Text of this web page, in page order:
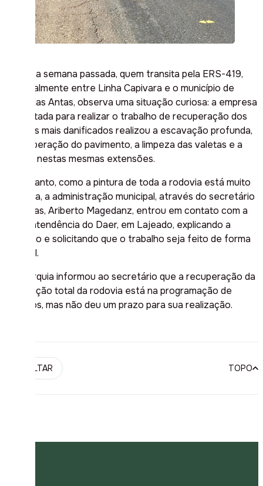
Desde a semana passada, quem transita pela ERS-419,
especialmente entre Linha Capivara e o município de
Poço das Antas, observa uma situação curiosa: a empresa
contratada para realizar o trabalho de recuperação dos
trechos mais danificados realizou a escavação profunda,
a recuperação do pavimento, a limpeza das valetas e a
pintura nestas mesmas extensões.
No entanto, como a pintura de toda a rodovia está muito
precária, a administração municipal, através do secretário
de Obras, Ariberto Magedanz, entrou em contato com a
superintendência do Daer, em Lajeado, explicando a
situação e solicitando que o trabalho seja feito de forma
integral.
A autarquia informou ao secretário que a recuperação da
sinalização total da rodovia está na programação de
serviços, mas não deu um prazo para sua realização.
VOLTAR TOPO